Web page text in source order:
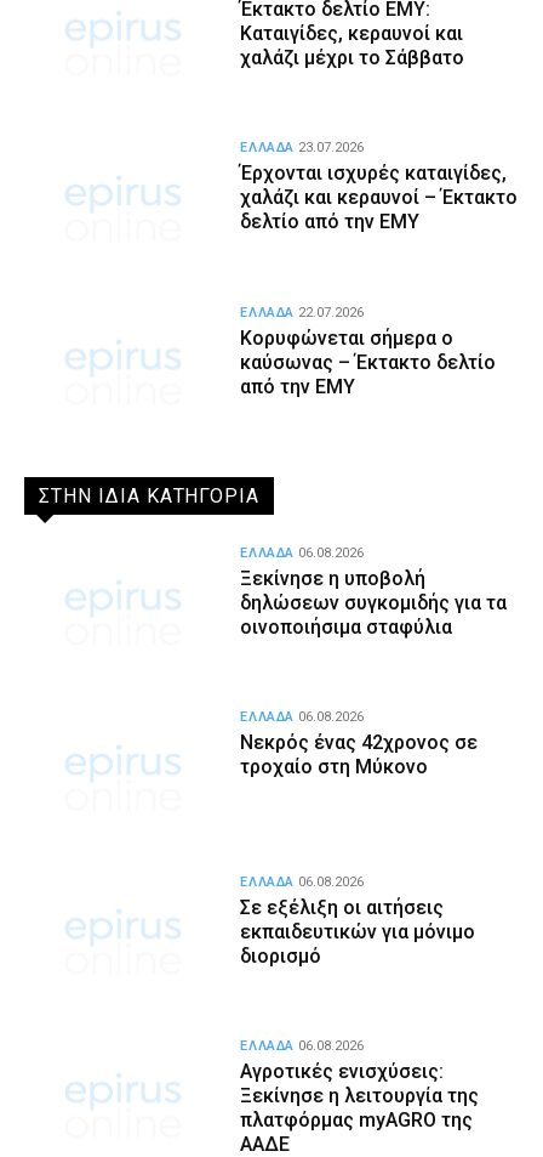
Έκτακτο δελτίο ΕΜΥ:
Καταιγίδες, κεραυνοί και
χαλάζι μέχρι το Σάββατο
Έρχονται ισχυρές καταιγίδες,
χαλάζι και κεραυνοί – Έκτακτο
δελτίο από την ΕΜΥ
ΕΛΛΑΔΑ 23.07.2026
Κορυφώνεται σήμερα ο
καύσωνας – Έκτακτο δελτίο
από την ΕΜΥ
ΕΛΛΑΔΑ 22.07.2026
ΣΤΗΝ ΙΔΙΑ ΚΑΤΗΓΟΡΙΑ
Ξεκίνησε η υποβολή
δηλώσεων συγκομιδής για τα
οινοποιήσιμα σταφύλια
ΕΛΛΑΔΑ 06.08.2026
Νεκρός ένας 42χρονος σε
τροχαίο στη Μύκονο
ΕΛΛΑΔΑ 06.08.2026
Σε εξέλιξη οι αιτήσεις
εκπαιδευτικών για μόνιμο
διορισμό
ΕΛΛΑΔΑ 06.08.2026
Αγροτικές ενισχύσεις:
Ξεκίνησε η λειτουργία της
πλατφόρμας myAGRO της
ΑΑΔΕ
ΕΛΛΑΔΑ 06.08.2026